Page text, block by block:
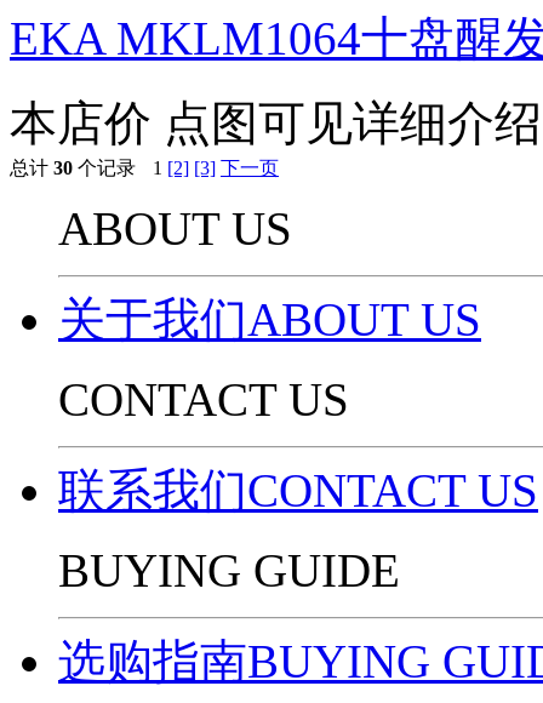
EKA MKLM1064十盘醒
本店价 点图可见详细介绍
总计 30 个记录 1 [2] [3] 下一页
ABOUT US
关于我们ABOUT US
CONTACT US
联系我们CONTACT US
BUYING GUIDE
选购指南BUYING